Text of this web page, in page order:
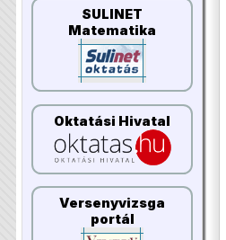
SULINET
Matematika
Oktatási Hivatal
Versenyvizsga
portál